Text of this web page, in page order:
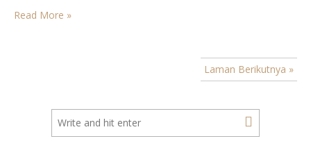
hatinya, tetapi dibagikannya kepada saudarinya, Elisabet. Dan
Elisabet, karena Roh Kudus, dapat melihat rahasia apa yang
Read More »
Laman Berikutnya »